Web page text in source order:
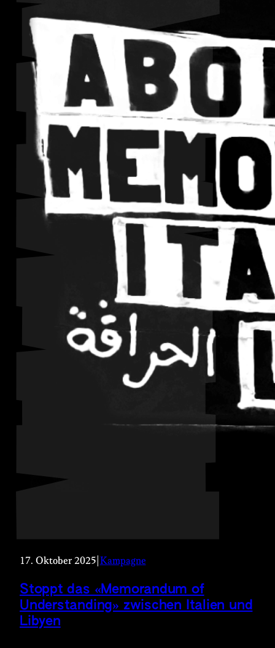
17. Oktober 2025 Kampagne
Stoppt das «Memorandum of
Understanding» zwischen Italien und
Libyen